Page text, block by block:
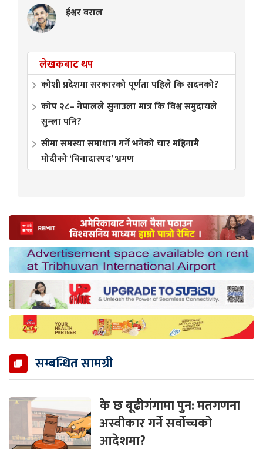
ईश्वर बराल
लेखकबाट थप
कोशी प्रदेशमा सरकारको पूर्णता पहिले कि सदनको?
कोप २८– नेपालले सुनाउला मात्र कि विश्व समुदायले
सुन्ला पनि?
सीमा समस्या समाधान गर्ने भनेको चार महिनामै
मोदीको ‘विवादास्पद’ भ्रमण
सम्बन्धित सामग्री
के छ बूढीगंगामा पुन: मतगणना
अस्वीकार गर्ने सर्वोच्चको
आदेशमा?